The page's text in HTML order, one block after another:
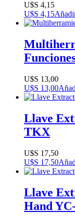
$
4,15
$
4,15
$
13,00
$
13,00
Llave
TKX
$
17,50
$
17,50
Llave
Hand